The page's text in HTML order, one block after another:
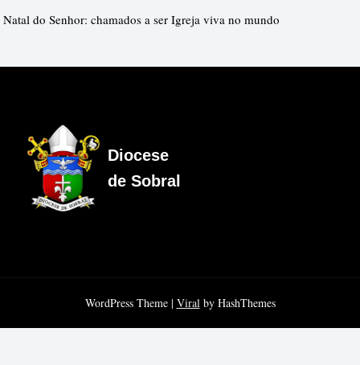
Natal do Senhor: chamados a ser Igreja viva no mundo
Diocese
de Sobral
WordPress Theme | Viralby HashThemes